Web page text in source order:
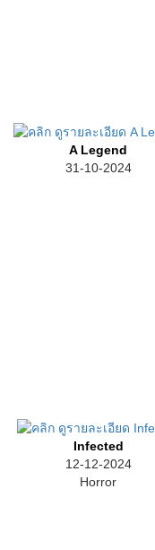
A Legend
31-10-2024
Infected
12-12-2024
Horror